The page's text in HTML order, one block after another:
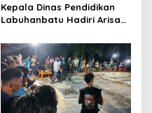
Kepala Dinas Pendidikan
Labuhanbatu Hadiri Arisan
Pembentukan Karakter dan
Semangat Kebangsaan